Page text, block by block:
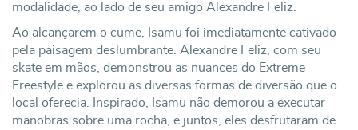
modalidade, ao lado de seu amigo Alexandre Feliz.
Ao alcançarem o cume, Isamu foi imediatamente cativado
pela paisagem deslumbrante. Alexandre Feliz, com seu
skate em mãos, demonstrou as nuances do Extreme
Freestyle e explorou as diversas formas de diversão que o
local oferecia. Inspirado, Isamu não demorou a executar
manobras sobre uma rocha, e juntos, eles desfrutaram de